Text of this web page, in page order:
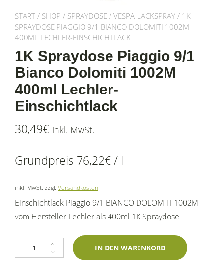
START / SHOP / SPRAYDOSE / VESPA-LACKSPRAY / 1K
SPRAYDOSE PIAGGIO 9/1 BIANCO DOLOMITI 1002M
400ML LECHLER-EINSCHICHTLACK
1K Spraydose Piaggio 9/1
Bianco Dolomiti 1002M
400ml Lechler-
Einschichtlack
30,49€ inkl. MwSt.
Grundpreis 76,22€/ l
inkl. MwSt. zzgl. Versandkosten
Einschichtlack Piaggio 9/1 BIANCO DOLOMITI 1002M
vom Hersteller Lechler als 400ml 1K Spraydose
1K Spraydose Piaggio 9/1 Bianco Dolomiti 1002M 400ml Lechler-
IN DEN WARENKORB